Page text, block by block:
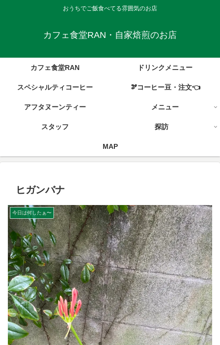
おうちでご飯食べてる雰囲気のお店
カフェ食堂RAN・自家焙煎のお店
カフェ食堂RAN ドリンクメニュー
スペシャルティコーヒー 🫘コーヒー豆・注文👈
アフタヌーンティー メニュー
スタッフ 探訪
MAP
ヒガンバナ
今日は何したぁ〜